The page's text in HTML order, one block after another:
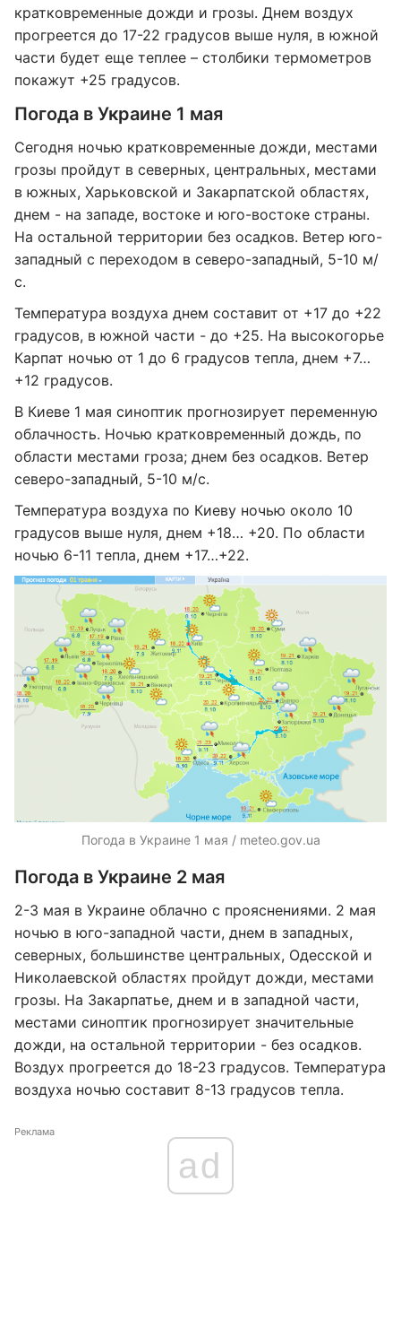
кратковременные дожди и грозы. Днем ​​воздух
прогреется до 17-22 градусов выше нуля, в южной
части будет еще теплее – столбики термометров
покажут +25 градусов.
Погода в Украине 1 мая
Сегодня ночью кратковременные дожди, местами
грозы пройдут в северных, центральных, местами
в южных, Харьковской и Закарпатской областях,
днем ​​- на западе, востоке и юго-востоке страны.
На остальной территории без осадков. Ветер юго-
западный с переходом в северо-западный, 5-10 м/
с.
Температура воздуха днем составит от +​​17 до +22
градусов, в южной части - до +25. На высокогорье
Карпат ночью от 1 до 6 градусов тепла, днем ​​+7…
+12 градусов.
В Киеве 1 мая синоптик прогнозирует переменную
облачность. Ночью кратковременный дождь, по
области местами гроза; днем без осадков. Ветер
северо-западный, 5-10 м/с.
Температура воздуха по Киеву ночью около 10
градусов выше нуля, днем +18… +20. По области
ночью 6-11 тепла, днем ​​+17…+22.
Погода в Украине 1 мая / meteo.gov.ua
Погода в Украине 2 мая
2-3 мая в Украине облачно с прояснениями. 2 мая
ночью в юго-западной части, днем ​​в западных,
северных, большинстве центральных, Одесской и
Николаевской областях пройдут дожди, местами
грозы. На Закарпатье, днем ​​и в западной части,
местами синоптик прогнозирует значительные
дожди, на остальной территории - без осадков.
Воздух прогреется до 18-23 градусов. Температура
воздуха ночью составит 8-13 градусов тепла.
Реклама
ad